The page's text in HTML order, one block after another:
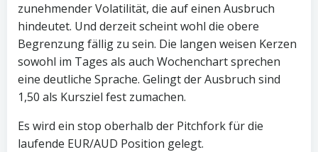
zunehmender Volatilität, die auf einen Ausbruch
hindeutet. Und derzeit scheint wohl die obere
Begrenzung fällig zu sein. Die langen weisen Kerzen
sowohl im Tages als auch Wochenchart sprechen
eine deutliche Sprache. Gelingt der Ausbruch sind
1,50 als Kursziel fest zumachen.
Es wird ein stop oberhalb der Pitchfork für die
laufende EUR/AUD Position gelegt.